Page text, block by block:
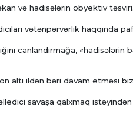
və hadisələrin obyektiv
vətənpərvərlik haqqında
canlandırmağa, «hadisələrin
altı ildən bəri davam etməsi
savaşa qalxmaq